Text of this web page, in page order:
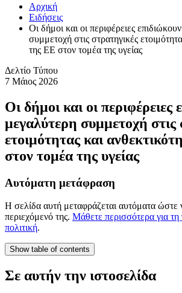
Αρχική
Ειδήσεις
Οι δήμοι και οι περιφέρειες
συμμετοχή στις στρατηγικές
της ΕΕ στον τομέα της υγείας
Δελτίο Τύπου
7 Μάιος 2026
Οι δήμοι και οι περιφέρειες
μεγαλύτερη συμμετοχή στις
ετοιμότητας και
στον τομέα της υγείας
Αυτόματη μετάφραση
Η σελίδα αυτή μεταφράζεται αυτόματα ώστε
περιεχόμενό της. Μάθετε περισσότερα για
πολιτική.
Show table of contents
Σε αυτήν την ιστοσελίδα